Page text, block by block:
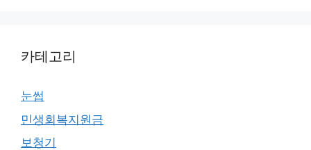
카테고리
눈썹
민생회복지원금
보청기